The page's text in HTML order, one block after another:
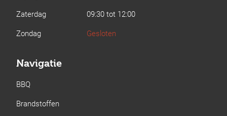
Zaterdag
09:30 tot 12:00
Zondag
Gesloten
Navigatie
BBQ
Brandstoffen